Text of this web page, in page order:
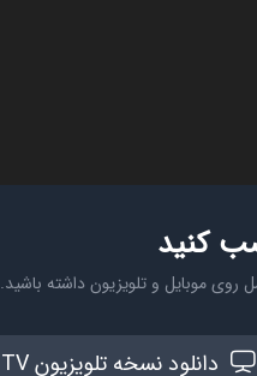
کنید
روی موبایل و تلویزیون داشته باشید.
دانلود نسخه تلویزیون TV